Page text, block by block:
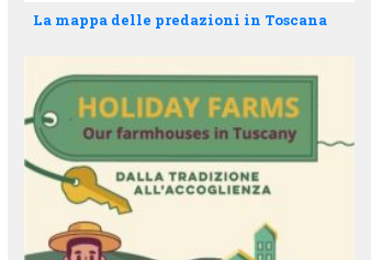
La mappa delle predazioni in Toscana